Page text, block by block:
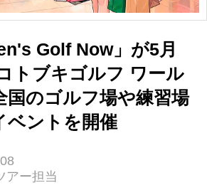
Golf Now」が5月
トブキゴルフ ワール
国のゴルフ場や練習場
ベントを開催
アー担当